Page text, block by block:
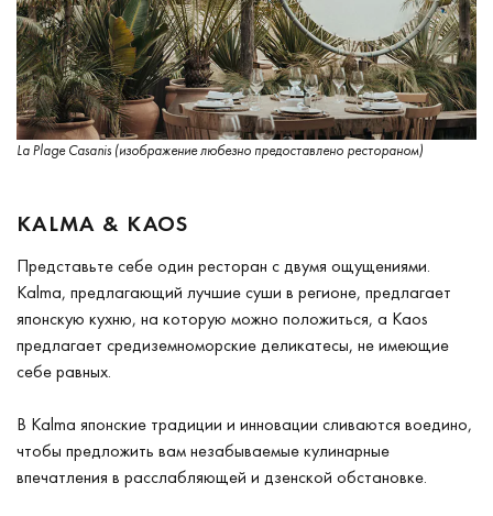
La Plage Casanis (изображение любезно предоставлено рестораном)
KALMA & KAOS
Представьте себе один ресторан с двумя ощущениями.
Kalma, предлагающий лучшие суши в регионе, предлагает
японскую кухню, на которую можно положиться, а Kaos
предлагает средиземноморские деликатесы, не имеющие
себе равных.
В Kalma японские традиции и инновации сливаются воедино,
чтобы предложить вам незабываемые кулинарные
впечатления в расслабляющей и дзенской обстановке.